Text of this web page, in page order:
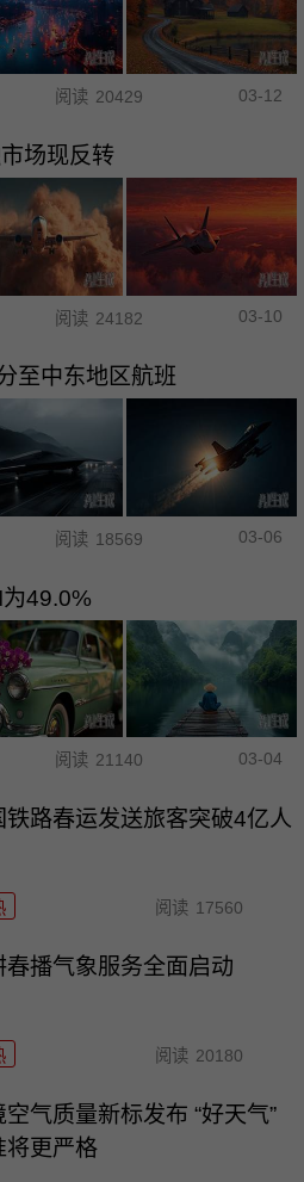
阅读 20429 03-12
场现反转
阅读 24182 03-10
至中东地区航班
阅读 18569 03-06
49.0%
阅读 21140 03-04
铁路春运发送旅客突破4亿人
阅读 17560
春播气象服务全面启动
阅读 20180
空气质量新标发布 “好天气”
将更严格